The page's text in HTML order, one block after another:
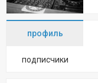
профиль
подписчики